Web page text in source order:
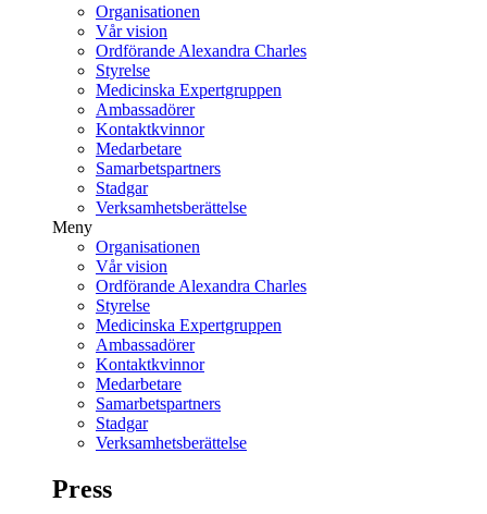
Organisationen
Vår vision
Ordförande Alexandra Charles
Styrelse
Medicinska Expertgruppen
Ambassadörer
Kontaktkvinnor
Medarbetare
Samarbetspartners
Stadgar
Verksamhetsberättelse
Meny
Organisationen
Vår vision
Ordförande Alexandra Charles
Styrelse
Medicinska Expertgruppen
Ambassadörer
Kontaktkvinnor
Medarbetare
Samarbetspartners
Stadgar
Verksamhetsberättelse
Press